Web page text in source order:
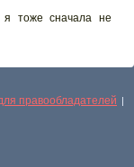
тоже сначала не
правообладателей |